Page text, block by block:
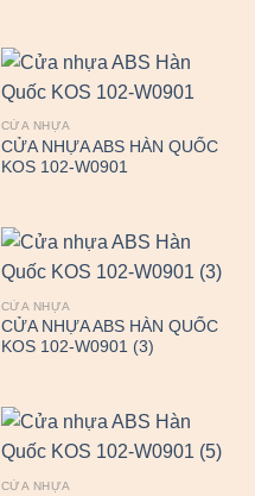
CỬA NHỰA
CỬA NHỰA ABS HÀN QUỐC
KOS 102-W0901
CỬA NHỰA
CỬA NHỰA ABS HÀN QUỐC
KOS 102-W0901 (3)
CỬA NHỰA